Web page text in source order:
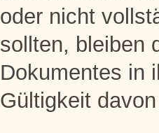
oder nicht
sollten, bleiben
Dokumentes in
Gültigkeit